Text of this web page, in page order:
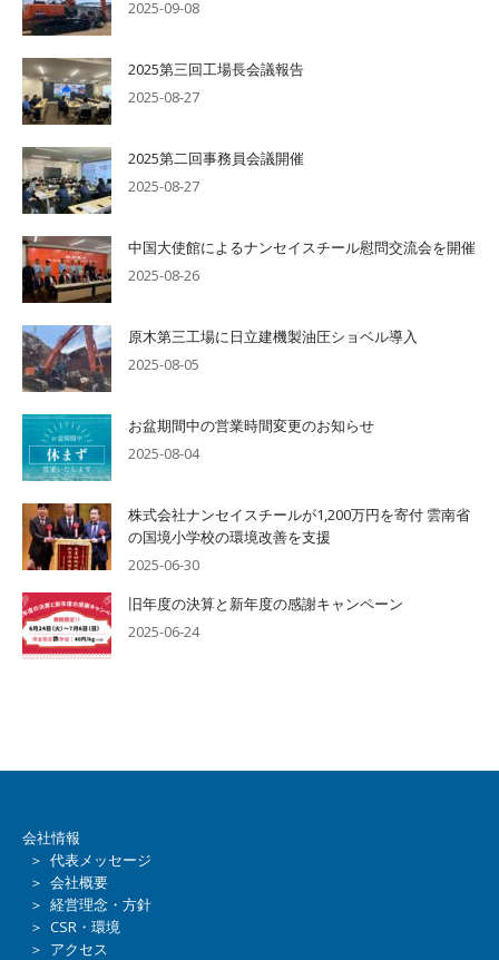
2025-09-08
2025第三回工場長会議報告
2025-08-27
2025第二回事務員会議開催
2025-08-27
中国大使館によるナンセイスチール慰問交流会を開催
2025-08-26
原木第三工場に日立建機製油圧ショベル導入
2025-08-05
お盆期間中の営業時間変更のお知らせ
2025-08-04
株式会社ナンセイスチールが1,200万円を寄付 雲南省
の国境小学校の環境改善を支援
2025-06-30
旧年度の決算と新年度の感謝キャンペーン
2025-06-24
会社情報
＞ 代表メッセージ
＞ 会社概要
＞ 経営理念・方針
＞ CSR・環境
＞ アクセス